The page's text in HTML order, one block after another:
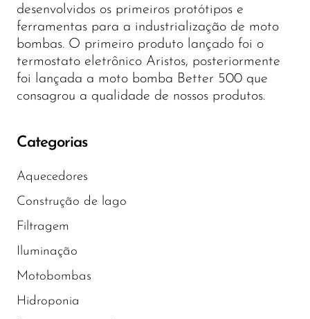
desenvolvidos os primeiros protótipos e
ferramentas para a industrialização de moto
bombas. O primeiro produto lançado foi o
termostato eletrônico Aristos, posteriormente
foi lançada a moto bomba Better 500 que
consagrou a qualidade de nossos produtos.
Categorias
Aquecedores
Construção de lago
Filtragem
Iluminação
Motobombas
Hidroponia